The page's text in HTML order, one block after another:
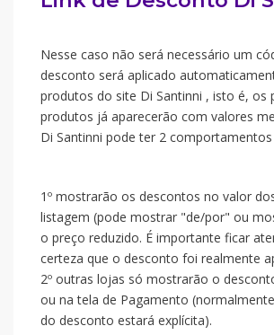
Nesse caso não será necessário um
desconto será aplicado
produtos do site Di Santinni , isto é, os
produtos já aparecerão com valores
Di Santinni pode ter 2
1º mostrarão os descontos no valor
listagem (pode mostrar "de/por" ou
o preço reduzido. É importante ficar
certeza que o desconto foi realmente
2º outras lojas só mostrarão o
ou na tela de Pagamento
do desconto estará explícita).